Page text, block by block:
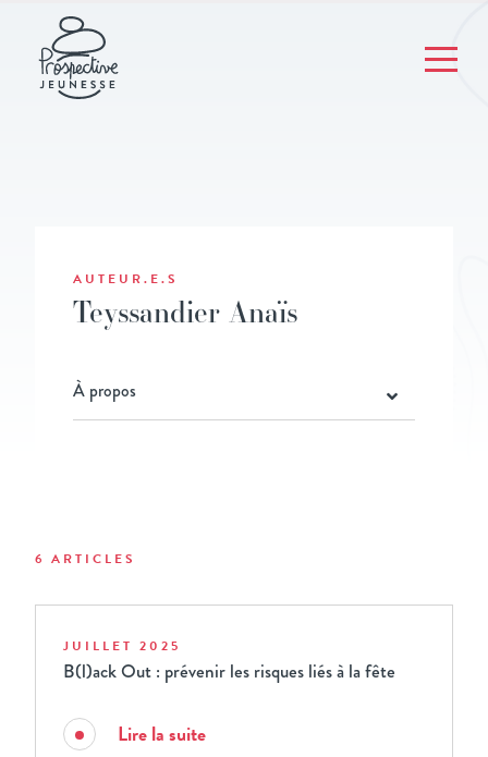
AUTEUR.E.S
Teyssandier Anaïs
À propos
6 ARTICLES
JUILLET 2025
B(l)ack Out : prévenir les risques liés à la fête
Lire la suite